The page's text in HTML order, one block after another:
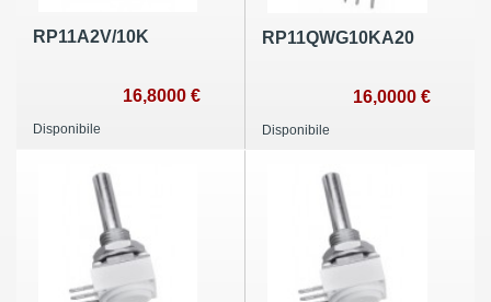
RP11A2V/10K
16,8000 €
Disponibile
RP11QWG10KA20
16,0000 €
Disponibile